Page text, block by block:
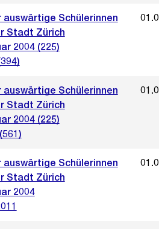
Schülerinnen
Stadt Zürich
2004 (225)
Schülerinnen
Stadt Zürich
2004 (225)
Schülerinnen
Stadt Zürich
2004